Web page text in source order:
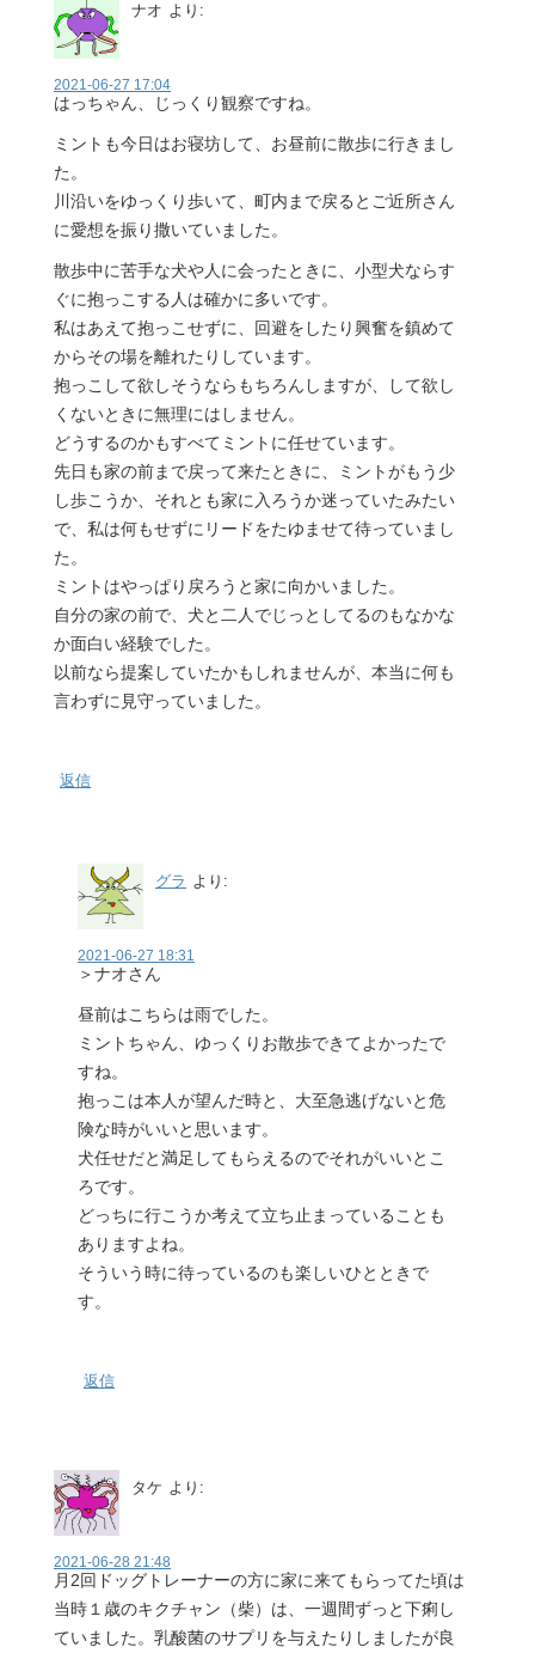
ナオ より:
2021-06-27 17:04
はっちゃん、じっくり観察ですね。
ミントも今日はお寝坊して、お昼前に散歩に行きまし
た。
川沿いをゆっくり歩いて、町内まで戻るとご近所さん
に愛想を振り撒いていました。
散歩中に苦手な犬や人に会ったときに、小型犬ならす
ぐに抱っこする人は確かに多いです。
私はあえて抱っこせずに、回避をしたり興奮を鎮めて
からその場を離れたりしています。
抱っこして欲しそうならもちろんしますが、して欲し
くないときに無理にはしません。
どうするのかもすべてミントに任せています。
先日も家の前まで戻って来たときに、ミントがもう少
し歩こうか、それとも家に入ろうか迷っていたみたい
で、私は何もせずにリードをたゆませて待っていまし
た。
ミントはやっぱり戻ろうと家に向かいました。
自分の家の前で、犬と二人でじっとしてるのもなかな
か面白い経験でした。
以前なら提案していたかもしれませんが、本当に何も
言わずに見守っていました。
返信
グラ より:
2021-06-27 18:31
＞ナオさん
昼前はこちらは雨でした。
ミントちゃん、ゆっくりお散歩できてよかったで
すね。
抱っこは本人が望んだ時と、大至急逃げないと危
険な時がいいと思います。
犬任せだと満足してもらえるのでそれがいいとこ
ろです。
どっちに行こうか考えて立ち止まっていることも
ありますよね。
そういう時に待っているのも楽しいひとときで
す。
返信
タケ より:
2021-06-28 21:48
月2回ドッグトレーナーの方に家に来てもらってた頃は
当時１歳のキクチャン（柴）は、一週間ずっと下痢し
ていました。乳酸菌のサプリを与えたりしましたが良